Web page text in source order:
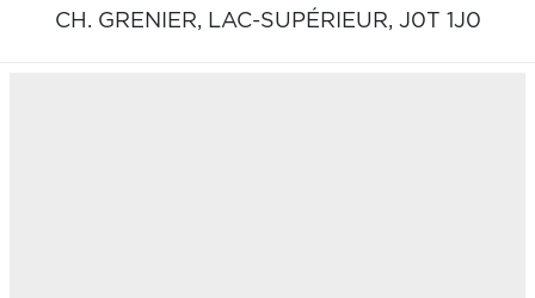
CH. GRENIER, LAC-SUPÉRIEUR, J0T 1J0